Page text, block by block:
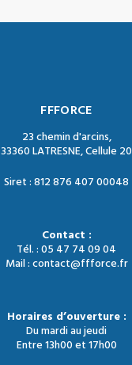
FFFORCE
23 chemin d'arcins,
33360 LATRESNE, Cellule 20
Siret : 812 876 407 00048
Contact :
Tél. : 05 47 74 09 04
Mail : contact@ffforce.fr
Horaires d’ouverture :
Du mardi au jeudi
Entre 13h00 et 17h00